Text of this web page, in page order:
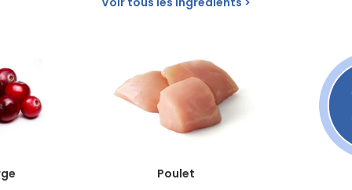
Poulet